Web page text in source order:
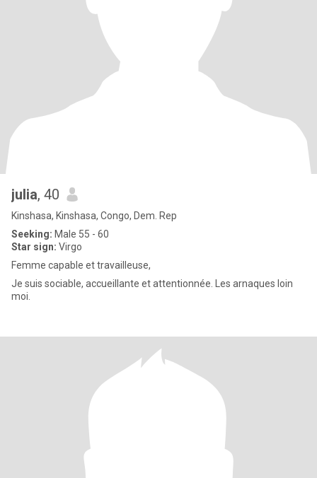
julia, 40
Kinshasa, Kinshasa, Congo, Dem. Rep
Seeking: Male 55 - 60
Star sign: Virgo
Femme capable et travailleuse,
Je suis sociable, accueillante et attentionnée. Les arnaques loin
moi.